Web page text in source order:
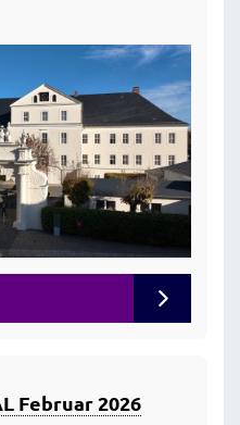
Februar 2026